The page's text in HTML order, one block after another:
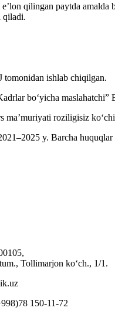
qilingan paytda
qiladi.
ishlab chiqilgan.
boʻyicha
ma’muriyati roziligisiz
y. Barcha huquqlar
Tollimarjon koʻch., 1/1.
150-11-72